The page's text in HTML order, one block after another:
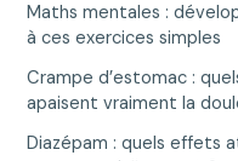
Maths mentales :
à ces exercices simples
Crampe d’estomac :
apaisent vraiment la
Diazépam : quels effets